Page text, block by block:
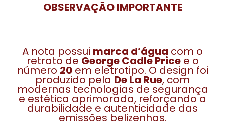
OBSERVAÇÃO IMPORTANTE
A nota possui marca d’água com o
retrato de George Cadle Pricee o
número 20em eletrotipo. O design foi
produzido pela De La Rue, com
modernas tecnologias de segurança
e estética aprimorada, reforçando a
durabilidade e autenticidade das
emissões belizenhas.